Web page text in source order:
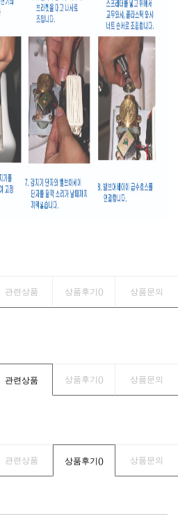
관련상품 상품후기() 상품문의
관련상품 상품후기() 상품문의
관련상품 상품후기() 상품문의